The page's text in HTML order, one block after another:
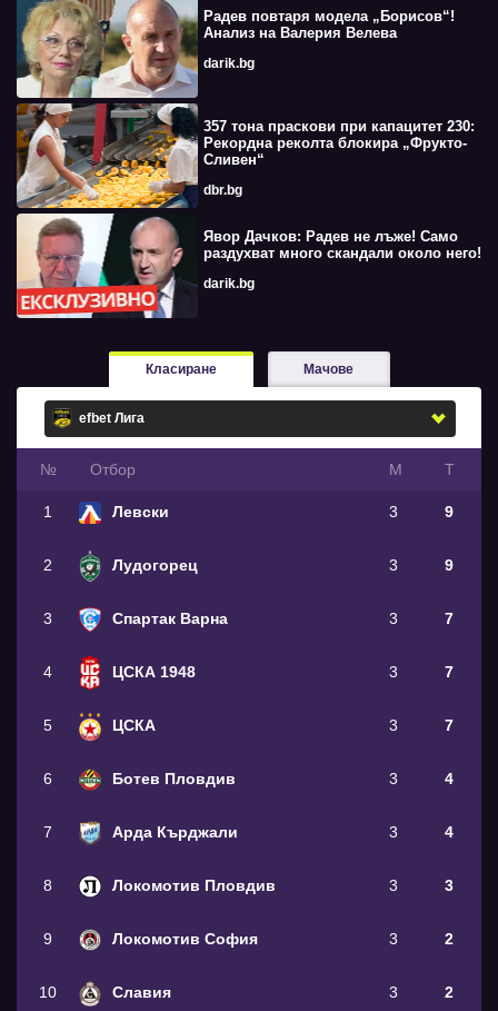
Радев повтаря модела „Борисов“!
Анализ на Валерия Велева
darik.bg
357 тона праскови при капацитет 230:
Рекордна реколта блокира „Фрукто-
Сливен“
dbr.bg
Явор Дачков: Радев не лъже! Само
раздухват много скандали около него!
darik.bg
Класиране Мачове
№ Oтбор М Т
1 Левски 3 9
2 Лудогорец 3 9
3 Спартак Варна 3 7
4 ЦСКА 1948 3 7
5 ЦСКА 3 7
6 Ботев Пловдив 3 4
7 Арда Кърджали 3 4
8 Локомотив Пловдив 3 3
9 Локомотив София 3 2
10 Славия 3 2